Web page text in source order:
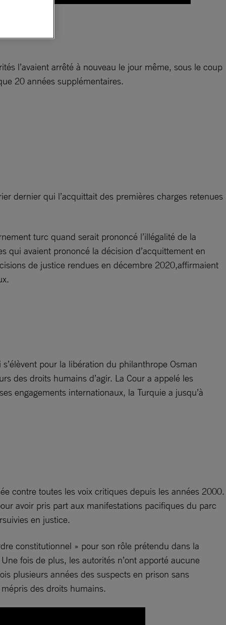
l’avaient arrêté à nouveau le jour même, sous le coup
20 années supplémentaires.
dernier qui l’acquittait des premières charges retenues
turc quand serait prononcé l’illégalité de la
qui avaient prononcé la décision d’acquittement en
de justice rendues en décembre 2020,affirmaient
pour la libération du philanthrope Osman
des droits humains d’agir. La Cour a appelé les
engagements internationaux, la Turquie a jusqu’à
contre toutes les voix critiques depuis les années 2000.
avoir pris part aux manifestations pacifiques du parc
en justice.
constitutionnel » pour son rôle prétendu dans la
fois de plus, les autorités n’ont apporté aucune
plusieurs années des suspects en prison sans
des droits humains.